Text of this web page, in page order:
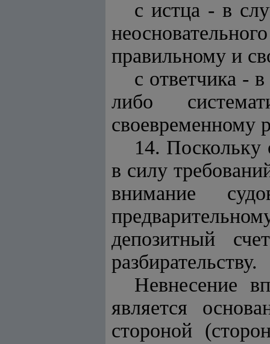
с истца - в
правильному и
с ответчика - в
либо
своевременному
14. Поскольку
в силу
внимание
депозитный
разбирательству.
Невнесение
является
стороной